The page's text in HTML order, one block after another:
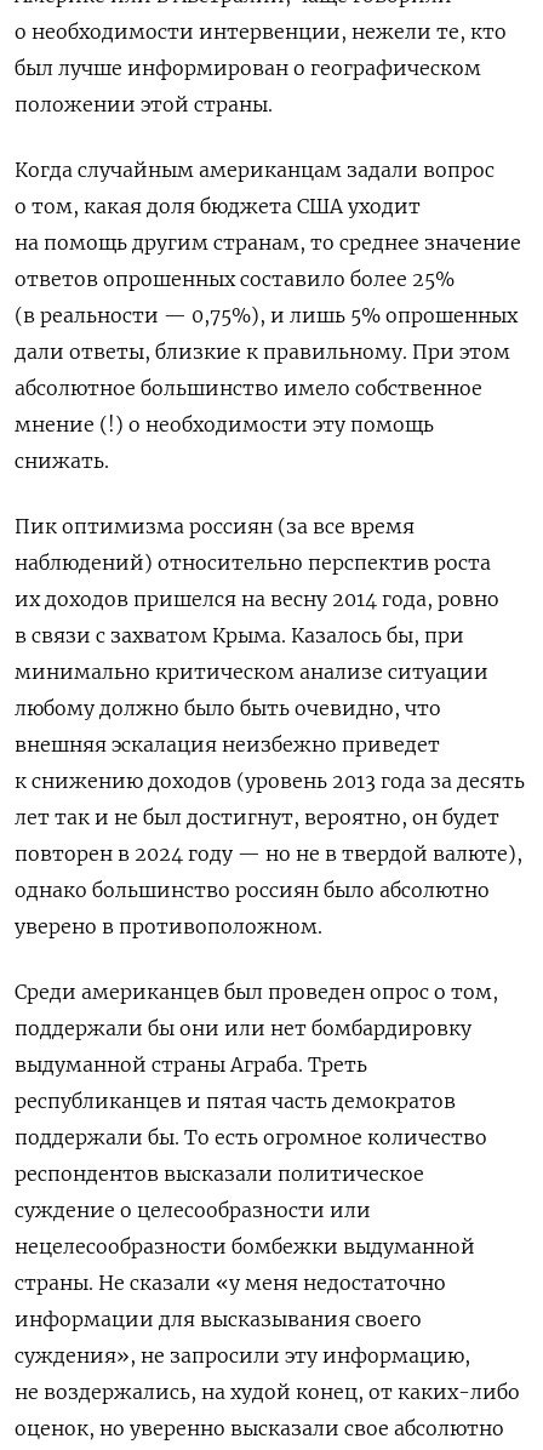
о необходимости интервенции, нежели те, кто
был лучше информирован о географическом
положении этой страны.
Когда случайным американцам задали вопрос
о том, какая доля бюджета США уходит
на помощь другим странам, то среднее значение
ответов опрошенных составило более 25%
(в реальности — 0,75%), и лишь 5% опрошенных
дали ответы, близкие к правильному. При этом
абсолютное большинство имело собственное
мнение (!) о необходимости эту помощь
снижать.
Пик оптимизма россиян (за все время
наблюдений) относительно перспектив роста
их доходов пришелся на весну 2014 года, ровно
в связи с захватом Крыма. Казалось бы, при
минимально критическом анализе ситуации
любому должно было быть очевидно, что
внешняя эскалация неизбежно приведет
к снижению доходов (уровень 2013 года за десять
лет так и не был достигнут, вероятно, он будет
повторен в 2024 году — но не в твердой валюте),
однако большинство россиян было абсолютно
уверено в противоположном.
Среди американцев был проведен опрос о том,
поддержали бы они или нет бомбардировку
выдуманной страны Аграба. Треть
республиканцев и пятая часть демократов
поддержали бы. То есть огромное количество
респондентов высказали политическое
суждение о целесообразности или
нецелесообразности бомбежки выдуманной
страны. Не сказали «у меня недостаточно
информации для высказывания своего
суждения», не запросили эту информацию,
не воздержались, на худой конец, от каких-либо
оценок, но уверенно высказали свое абсолютно